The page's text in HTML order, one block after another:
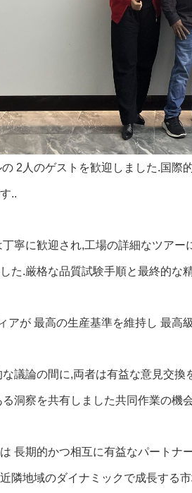
2人のゲストを歓迎しました.国
..
寧に歓迎され,工場の詳細なツア
た.厳格な品質試験手順と最終的な
アが 最高の生産基準を維持し 最高
議論の間に,両者は有益な意見交
洞察を共有しました共同作業の機
長期的かつ相互に有益なパート
隣地域のダイナミックで成長する